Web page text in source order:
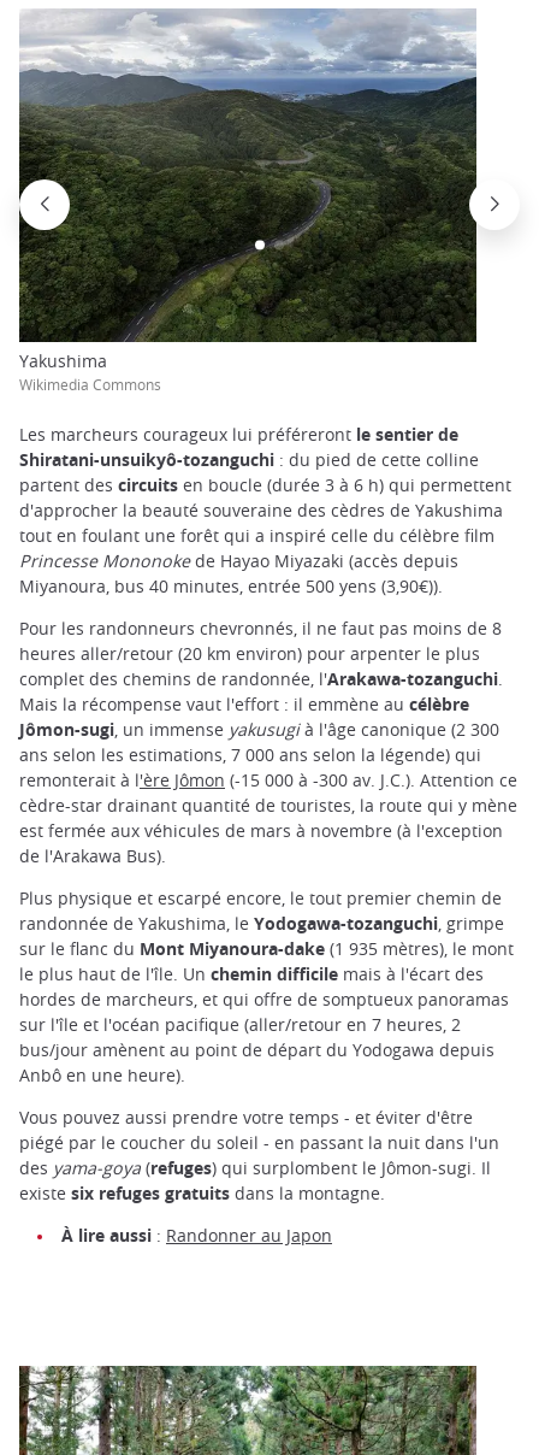
Yakushima
Wikimedia Commons
Les marcheurs courageux lui préféreront le sentier de
Shiratani-unsuikyô-tozanguchi : du pied de cette colline
partent des circuits en boucle (durée 3 à 6 h) qui permettent
d'approcher la beauté souveraine des cèdres de Yakushima
tout en foulant une forêt qui a inspiré celle du célèbre film
Princesse Mononokede Hayao Miyazaki (accès depuis
Miyanoura, bus 40 minutes, entrée 500 yens (3,90€)).
Pour les randonneurs chevronnés, il ne faut pas moins de 8
heures aller/retour (20 km environ) pour arpenter le plus
complet des chemins de randonnée, l'Arakawa-tozanguchi.
Mais la récompense vaut l'effort : il emmène au célèbre
Jômon-sugi, un immense yakusugià l'âge canonique (2 300
ans selon les estimations, 7 000 ans selon la légende) qui
remonterait à l'ère Jômon (-15 000 à -300 av. J.C.). Attention ce
cèdre-star drainant quantité de touristes, la route qui y mène
est fermée aux véhicules de mars à novembre (à l'exception
de l'Arakawa Bus).
Plus physique et escarpé encore, le tout premier chemin de
randonnée de Yakushima, le Yodogawa-tozanguchi, grimpe
sur le flanc du Mont Miyanoura-dake (1 935 mètres), le mont
le plus haut de l'île. Un chemin difficile mais à l'écart des
hordes de marcheurs, et qui offre de somptueux panoramas
sur l'île et l'océan pacifique (aller/retour en 7 heures, 2
bus/jour amènent au point de départ du Yodogawa depuis
Anbô en une heure).
Vous pouvez aussi prendre votre temps - et éviter d'être
piégé par le coucher du soleil - en passant la nuit dans l'un
des yama-goya (refuges) qui surplombent le Jômon-sugi. Il
existe six refuges gratuits dans la montagne.
À lire aussi : Randonner au Japon